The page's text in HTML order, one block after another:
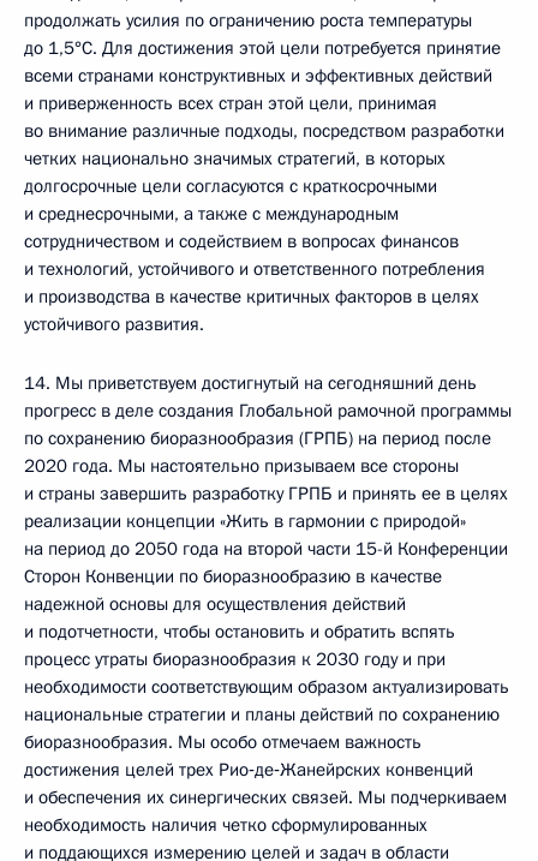
продолжать усилия по ограничению роста температуры
до 1,5°C. Для достижения этой цели потребуется принятие
всеми странами конструктивных и эффективных действий
и приверженность всех стран этой цели, принимая
во внимание различные подходы, посредством разработки
четких национально значимых стратегий, в которых
долгосрочные цели согласуются с краткосрочными
и среднесрочными, а также с международным
сотрудничеством и содействием в вопросах финансов
и технологий, устойчивого и ответственного потребления
и производства в качестве критичных факторов в целях
устойчивого развития.
14. Мы приветствуем достигнутый на сегодняшний день
прогресс в деле создания Глобальной рамочной программы
по сохранению биоразнообразия (ГРПБ) на период после
2020 года. Мы настоятельно призываем все стороны
и страны завершить разработку ГРПБ и принять ее в целях
реализации концепции «Жить в гармонии с природой»
на период до 2050 года на второй части 15-й Конференции
Сторон Конвенции по биоразнообразию в качестве
надежной основы для осуществления действий
и подотчетности, чтобы остановить и обратить вспять
процесс утраты биоразнообразия к 2030 году и при
необходимости соответствующим образом актуализировать
национальные стратегии и планы действий по сохранению
биоразнообразия. Мы особо отмечаем важность
достижения целей трех Рио‑де‑Жанейрских конвенций
и обеспечения их синергических связей. Мы подчеркиваем
необходимость наличия четко сформулированных
и поддающихся измерению целей и задач в области